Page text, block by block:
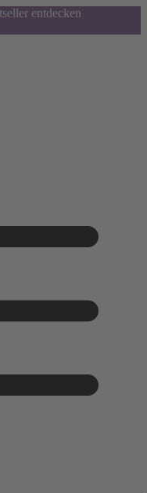
entdecken